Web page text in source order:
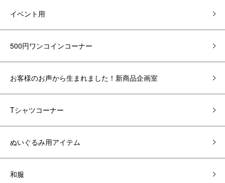
イベント用
500円ワンコインコーナー
お客様のお声から生まれました！新商品企画室
Tシャツコーナー
ぬいぐるみ用アイテム
和服